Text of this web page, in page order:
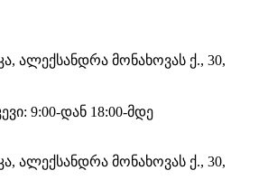
ალექსანდრა მონახოვას ქ., 30,
9:00-დან 18:00-მდე
ალექსანდრა მონახოვას ქ., 30,